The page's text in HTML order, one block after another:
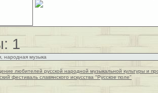
1
любителей русской народной музыкальной культуры и
фестиваль славянского искусства "Русское поле"